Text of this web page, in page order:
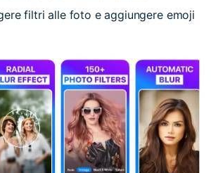
filtri alle foto e aggiungere emoji